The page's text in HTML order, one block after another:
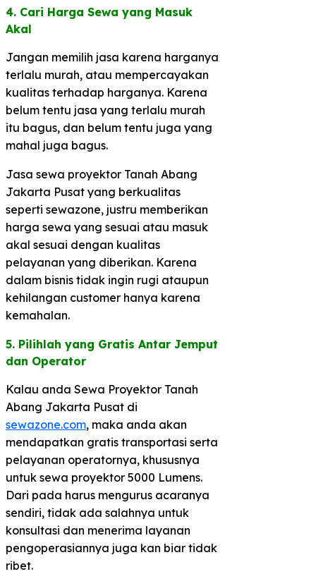
4. Cari Harga Sewa yang Masuk
Akal​
Jangan memilih jasa karena harganya
terlalu murah, atau mempercayakan
kualitas terhadap harganya. Karena
belum tentu jasa yang terlalu murah
itu bagus, dan belum tentu juga yang
mahal juga bagus.
Jasa sewa proyektor Tanah Abang
Jakarta Pusat yang berkualitas
seperti sewazone, justru memberikan
harga sewa yang sesuai atau masuk
akal sesuai dengan kualitas
pelayanan yang diberikan. Karena
dalam bisnis tidak ingin rugi ataupun
kehilangan customer hanya karena
kemahalan.
5. Pilihlah yang Gratis Antar Jemput
dan Operator​
Kalau anda Sewa Proyektor Tanah
Abang Jakarta Pusat di
sewazone.com, maka anda akan
mendapatkan gratis transportasi serta
pelayanan operatornya, khususnya
untuk sewa proyektor 5000 Lumens.
Dari pada harus mengurus acaranya
sendiri, tidak ada salahnya untuk
konsultasi dan menerima layanan
pengoperasiannya juga kan biar tidak
ribet.